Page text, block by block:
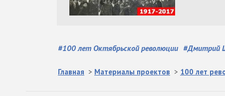
#100 лет Октябрьской революции #Дмитрий
Главная > Материалы проектов > 100 лет